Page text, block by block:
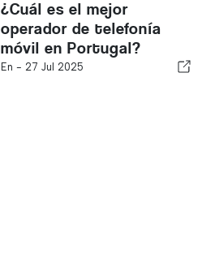
¿Cuál es el mejor
operador de telefonía
móvil en Portugal?
En - 27 Jul 2025